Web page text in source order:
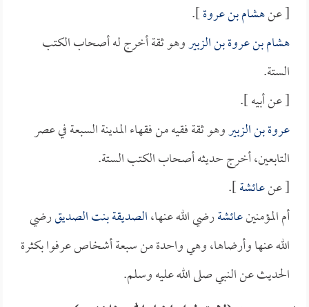
[ عنهشام بن عروة].
هشام بن عروة بن الزبيروهو ثقة أخرج له أصحاب الكتب
الستة.
[ عن أبيه ].
عروة بن الزبيروهو ثقة فقيه من فقهاء المدينة السبعة في عصر
التابعين، أخرج حديثه أصحاب الكتب الستة.
[ عنعائشة].
أم المؤمنينعائشةرضي الله عنها،الصديقة بنت الصديقرضي
الله عنها وأرضاها، وهي واحدة من سبعة أشخاص عرفوا بكثرة
الحديث عن النبي صلى الله عليه وسلم.